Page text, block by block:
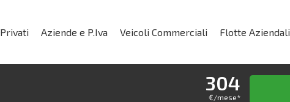
Privati Aziende e P.Iva Veicoli Commerciali Flotte Aziendali
304
€/mese*